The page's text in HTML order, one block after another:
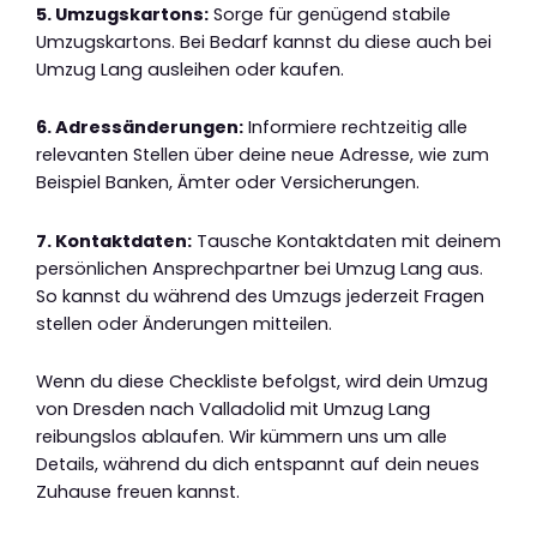
5. Umzugskartons: Sorge für genügend stabile
Umzugskartons. Bei Bedarf kannst du diese auch bei
Umzug Lang ausleihen oder kaufen.
6. Adressänderungen: Informiere rechtzeitig alle
relevanten Stellen über deine neue Adresse, wie zum
Beispiel Banken, Ämter oder Versicherungen.
7. Kontaktdaten: Tausche Kontaktdaten mit deinem
persönlichen Ansprechpartner bei Umzug Lang aus.
So kannst du während des Umzugs jederzeit Fragen
stellen oder Änderungen mitteilen.
Wenn du diese Checkliste befolgst, wird dein Umzug
von Dresden nach Valladolid mit Umzug Lang
reibungslos ablaufen. Wir kümmern uns um alle
Details, während du dich entspannt auf dein neues
Zuhause freuen kannst.